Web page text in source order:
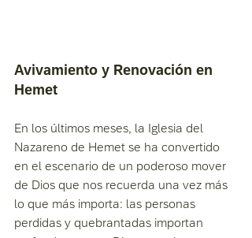
Avivamiento y Renovación en
Hemet
En los últimos meses, la Iglesia del
Nazareno de Hemet se ha convertido
en el escenario de un poderoso mover
de Dios que nos recuerda una vez más
lo que más importa: las personas
perdidas y quebrantadas importan